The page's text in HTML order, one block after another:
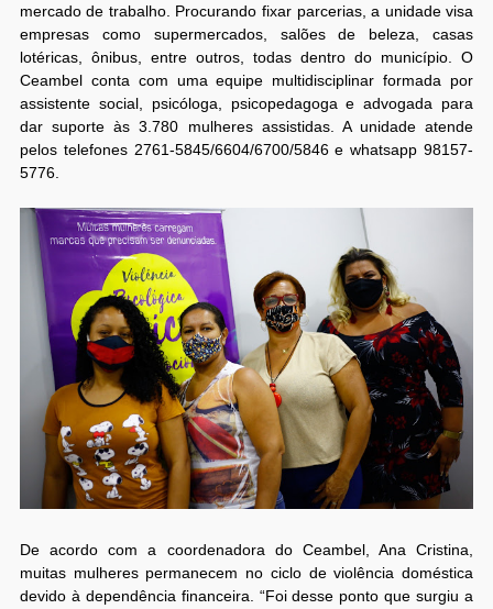
mercado de trabalho. Procurando fixar parcerias, a unidade visa
empresas como supermercados, salões de beleza, casas
lotéricas, ônibus, entre outros, todas dentro do município. O
Ceambel conta com uma equipe multidisciplinar formada por
assistente social, psicóloga, psicopedagoga e advogada para
dar suporte às 3.780 mulheres assistidas. A unidade atende
pelos telefones 2761-5845/6604/6700/5846 e whatsapp 98157-
5776.
De acordo com a coordenadora do Ceambel, Ana Cristina,
muitas mulheres permanecem no ciclo de violência doméstica
devido à dependência financeira. “Foi desse ponto que surgiu a